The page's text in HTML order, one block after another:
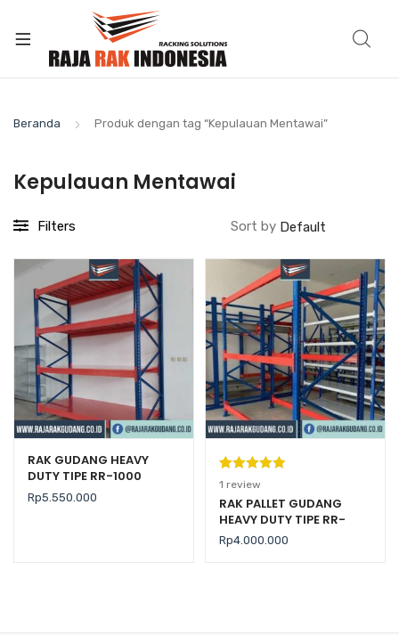
Beranda Produk dengan tag “Kepulauan Mentawai”
Kepulauan Mentawai
Filters Sort by
RAK GUDANG HEAVY
DUTY TIPE RR-1000
Rp5.550.000
Peringkat
5.00dari 5
berdasarka
n
1
penilaian
1 review
RAK PALLET GUDANG
HEAVY DUTY TIPE RR-
2000 KAPASITAS 2 TON /
LEVEL
Rp4.000.000